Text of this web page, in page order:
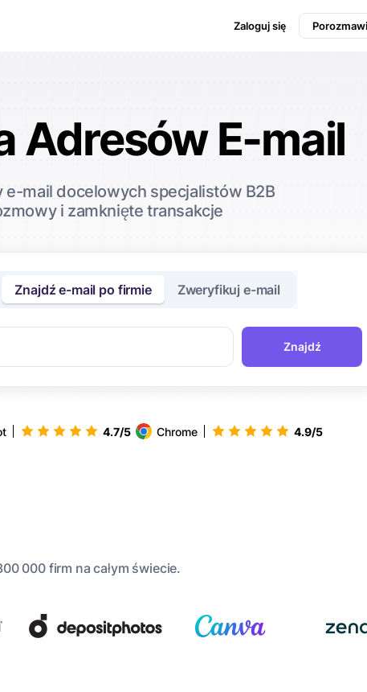
Zaloguj się
Adresów E-mail
mail docelowych specjalistów B2B
i zamknięte transakcje
Znajdź e-mail po firmie Zweryfikuj e-mail
Znajdź
4.7/5 Chrome 4.9/5
000 firm na całym świecie.